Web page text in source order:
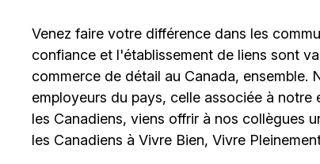
Venez faire votre différence dans les
confiance et l'établissement de liens sont
commerce de détail au Canada,
employeurs du pays, celle associée à
les Canadiens, viens offrir à nos collègues
les Canadiens à Vivre Bien, Vivre